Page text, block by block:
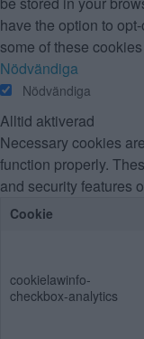
have the option to
some of these
Nödvändiga
Nödvändiga
Alltid aktiverad
Necessary cookies
function properly.
and security features
Cookie
cookielawinfo-
checkbox-analytics